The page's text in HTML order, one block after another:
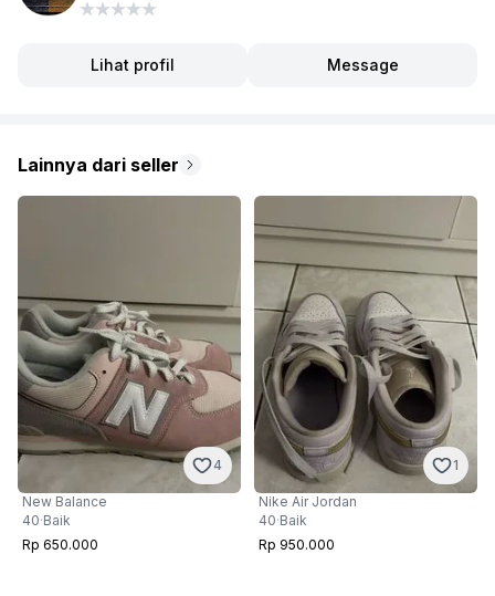
Lainnya dari seller
4
New Balance
40·Baik
Rp 650.000
1
Nike Air Jordan
40·Baik
Rp 950.000
Lihat profil Message